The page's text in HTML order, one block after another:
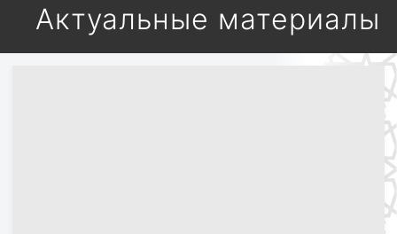
Актуальные материалы